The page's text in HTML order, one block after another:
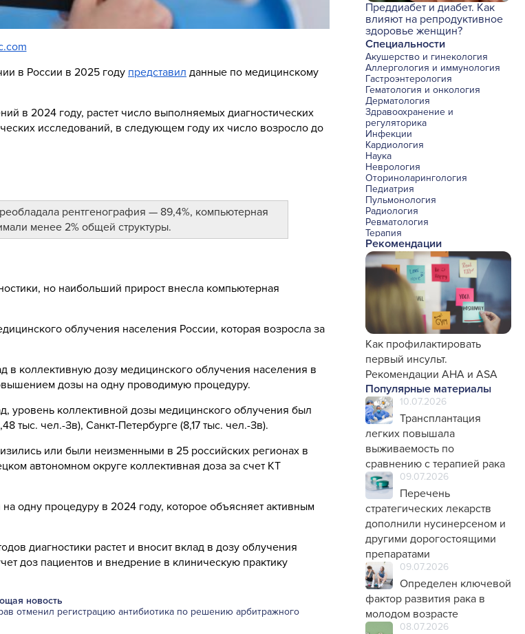
в России в 2025 году представил данные по медицинскому
в 2024 году, растет число выполняемых диагностических
исследований, в следующем году их число возросло до
рентгенография — 89,4%, компьютерная
менее 2% общей структуры.
но наибольший прирост внесла компьютерная
облучения населения России, которая возросла за
в коллективную дозу медицинского облучения населения в
дозы на одну проводимую процедуру.
уровень коллективной дозы медицинского облучения был
тыс. чел.-Зв), Санкт-Петербурге (8,17 тыс. чел.-Зв).
или были неизменными в 25 российских регионах в
автономном округе коллективная доза за счет КТ
одну процедуру в 2024 году, которое объясняет активным
диагностики растет и вносит вклад в дозу облучения
доз пациентов и внедрение в клиническую практику
новость
отменил регистрацию антибиотика по решению арбитражного
Преддиабет и диабет. Как
влияют на репродуктивное
здоровье женщин?
Специальности
Акушерство и гинекология
Аллергология и иммунология
Гастроэнтерология
Гематология и онкология
Дерматология
Здравоохранение и
регуляторика
Инфекции
Кардиология
Наука
Неврология
Оториноларингология
Педиатрия
Пульмонология
Радиология
Ревматология
Терапия
Урология и нефрология
Фармакология
Хирургия с реаниматологией
Эндокринология
Психиатрия
Офтальмология
Эндоскопия
Стоматология
Травматология и ортопедия
Генетика
Фтизиатрия
Рекомендации
Как профилактировать
первый инсульт.
Рекомендации AHA и ASA
Популярные материалы
10.07.2026
Трансплантация
легких повышала
выживаемость по
сравнению с терапией рака
09.07.2026
Перечень
стратегических лекарств
дополнили нусинерсеном и
другими дорогостоящими
препаратами
09.07.2026
Определен ключевой
фактор развития рака в
молодом возрасте
08.07.2026